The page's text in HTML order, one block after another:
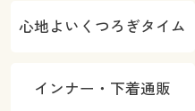
心地よいくつろぎタイム
インナー・下着通販